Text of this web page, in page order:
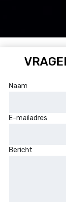
Naam
E-mailadres
Bericht